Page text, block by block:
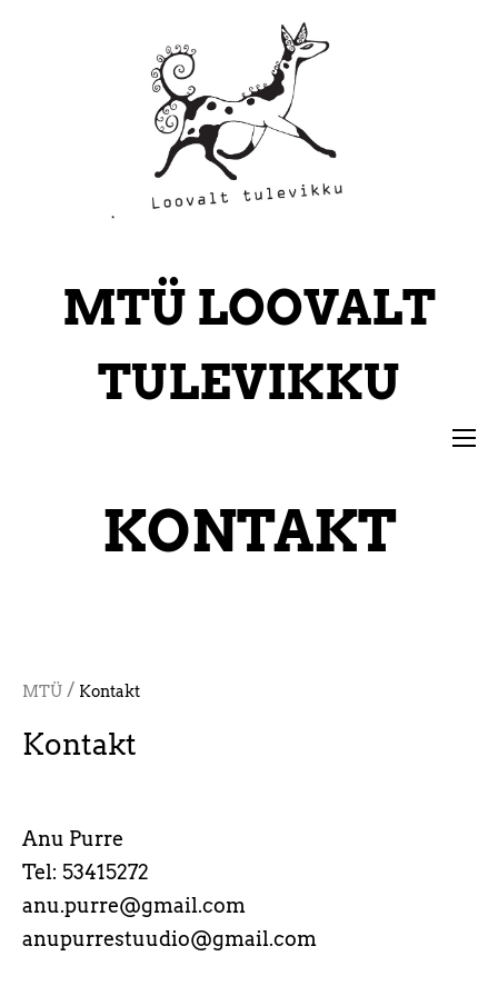
*
MTÜ LOOVALT
TULEVIKKU
KONTAKT
MTÜ / Kontakt
Kontakt
Anu Purre
Tel: 53415272
anu.purre@gmail.com
anupurrestuudio@gmail.com